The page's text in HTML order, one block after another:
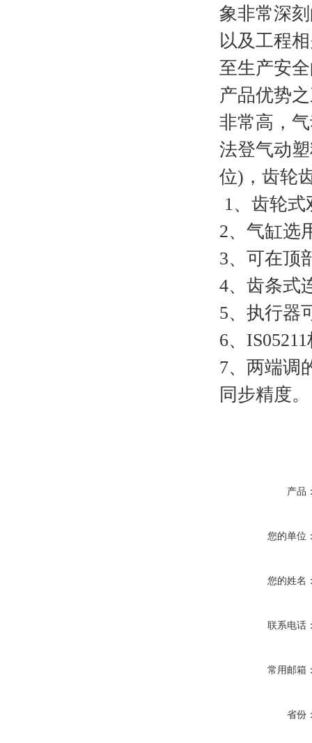
象非常深
以及工程
至生产安
产品优势
非常高，
法登气动
位)，齿轮
1、齿轮
2、气缸选
3、可在顶
4、齿条式
5、执行器
6、
7、两端调
同步精度。
产品
您的单位
您的姓名
联系电话
常用邮箱
省份